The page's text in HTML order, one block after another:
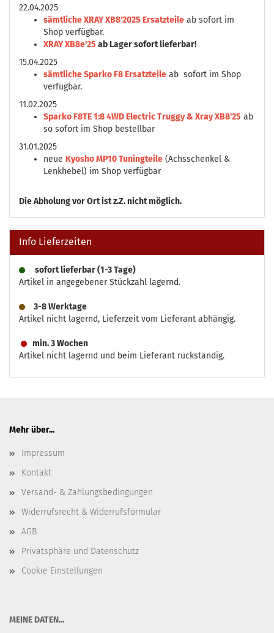
22.04.2025
sämtliche XRAY XB8'2025 Ersatzteile ab sofort im
Shop verfügbar.
XRAY XB8e'25 ab Lager sofort lieferbar!
15.04.2025
sämtliche Sparko F8 Ersatzteile ab sofort im Shop
verfügbar.
11.02.2025
Sparko F8TE 1:8 4WD Electric Truggy & Xray XB8'25 ab
so sofort im Shop bestellbar
31.01.2025
neue Kyosho MP10 Tuningteile (Achsschenkel &
Lenkhebel) im Shop verfügbar
DieAbholung vor Ort ist z.Z. nicht möglich.
Info Lieferzeiten
sofort lieferbar (1-3 Tage)
Artikel in angegebener Stückzahl lagernd.
3-8 Werktage
Artikel nicht lagernd, Lieferzeit vom Lieferant abhängig.
min. 3 Wochen
Artikel nicht lagernd und beim Lieferant rückständig.
Mehr über...
Impressum
Kontakt
Versand- & Zahlungsbedingungen
Widerrufsrecht & Widerrufsformular
AGB
Privatsphäre und Datenschutz
Cookie Einstellungen
​MEINE DATEN...